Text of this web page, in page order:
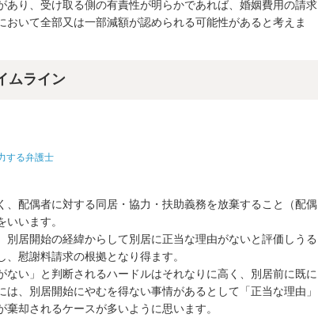
あり、受け取る側の有責性が明らかであれば、婚姻費用の請求
おいて全部又は一部減額が認められる可能性があると考えま
ムライン
する弁護士
、配偶者に対する同居・協力・扶助義務を放棄すること（配偶
います。
別居開始の経緯からして別居に正当な理由がないと評価しうる
慰謝料請求の根拠となり得ます。
ない」と判断されるハードルはそれなりに高く、別居前に既に
、別居開始にやむを得ない事情があるとして「正当な理由」
却されるケースが多いように思います。